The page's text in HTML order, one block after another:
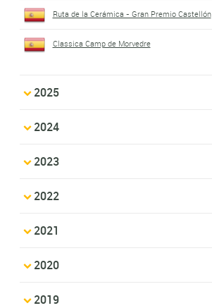
Ruta de la Cerámica - Gran Premio Castellón
Classica Camp de Morvedre
2025
2024
2023
2022
2021
2020
2019